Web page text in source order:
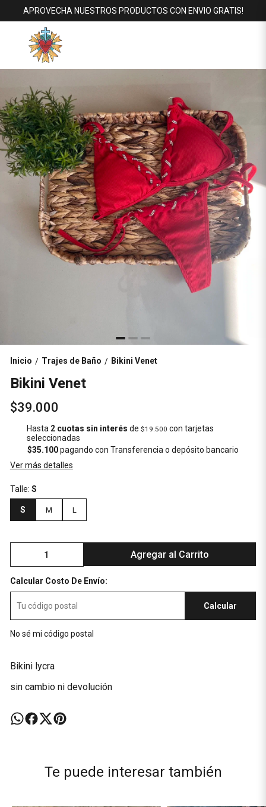
APROVECHA NUESTROS PRODUCTOS CON ENVIO GRATIS!
Inicio / Trajes de Baño / Bikini Venet
Bikini Venet
$39.000
Hasta 2 cuotas sin interés de $19.500 con tarjetas
seleccionadas
$35.100pagando con Transferencia o depósito bancario
Ver más detalles
Talle: S
S M L
Agregar al Carrito
Calcular Costo De Envío:
Calcular
No sé mi código postal
Bikini lycra
sin cambio ni devolución
Te puede interesar también